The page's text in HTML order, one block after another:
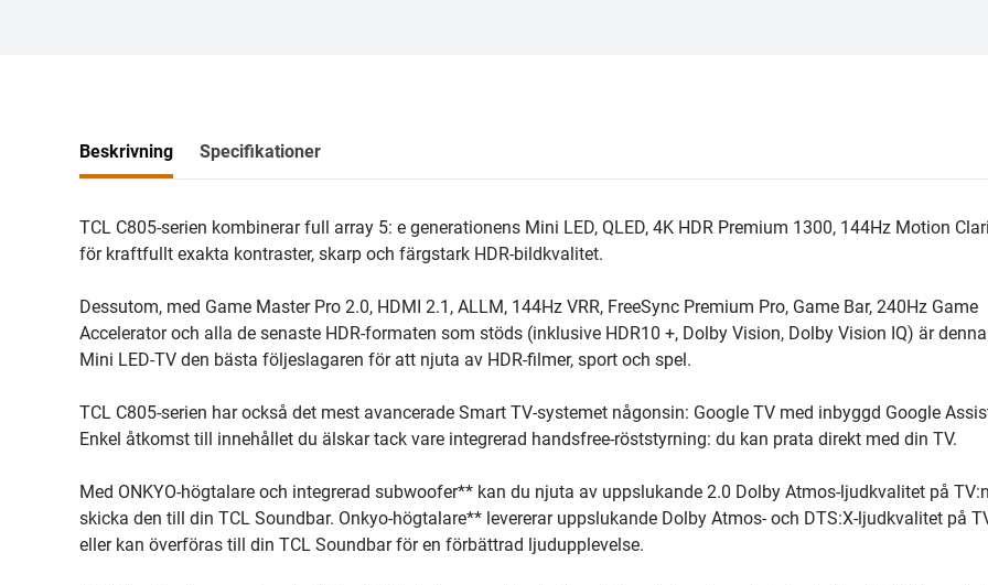
Beskrivning Specifikationer
TCL C805-serien kombinerar full array 5: e generationens Mini LED, QLED, 4K HDR Premium 1300, 144Hz Motion
för kraftfullt exakta kontraster, skarp och färgstark HDR-bildkvalitet.
Dessutom, med Game Master Pro 2.0, HDMI 2.1, ALLM, 144Hz VRR, FreeSync Premium Pro, Game Bar, 240Hz Game
Accelerator och alla de senaste HDR-formaten som stöds (inklusive HDR10 +, Dolby Vision, Dolby Vision IQ) är
Mini LED-TV den bästa följeslagaren för att njuta av HDR-filmer, sport och spel.
TCL C805-serien har också det mest avancerade Smart TV-systemet någonsin: Google TV med inbyggd Google
Enkel åtkomst till innehållet du älskar tack vare integrerad handsfree-röststyrning: du kan prata direkt med din TV.
Med ONKYO-högtalare och integrerad subwoofer** kan du njuta av uppslukande 2.0 Dolby Atmos-ljudkvalitet på
skicka den till din TCL Soundbar. Onkyo-högtalare** levererar uppslukande Dolby Atmos- och DTS:X-ljudkvalitet på
eller kan överföras till din TCL Soundbar för en förbättrad ljudupplevelse.